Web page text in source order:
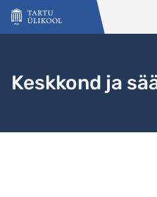
Liigu edasi põhisisu juurde
Keskkond ja